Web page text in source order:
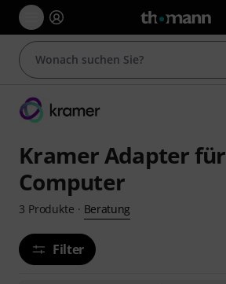
Kramer Adapter für
Computer
3 Produkte · Beratung
Filter